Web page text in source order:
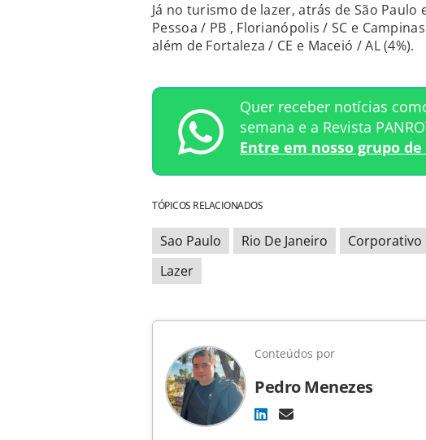
Já no turismo de lazer, atrás de São Paulo
Pessoa / PB , Florianópolis / SC e
além de Fortaleza / CE e Maceió / AL (4%).
Quer receber notícias
semana e a Revista
Entre em nosso grupo de
TÓPICOS RELACIONADOS
Sao Paulo Rio De Janeiro Corporativo
Lazer
Conteúdos por
Pedro Menezes